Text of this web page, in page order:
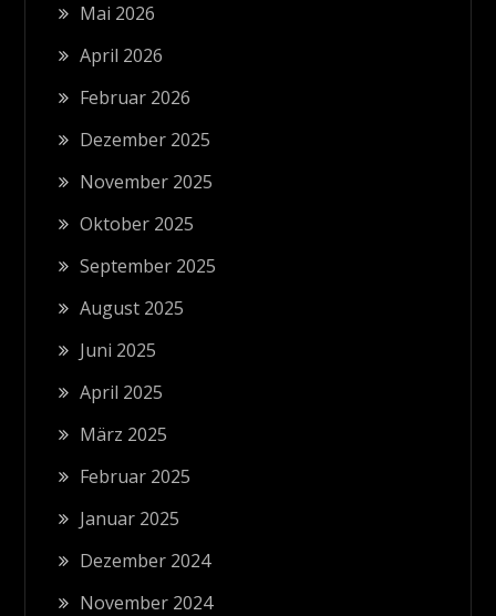
Mai 2026
April 2026
Februar 2026
Dezember 2025
November 2025
Oktober 2025
September 2025
August 2025
Juni 2025
April 2025
März 2025
Februar 2025
Januar 2025
Dezember 2024
November 2024